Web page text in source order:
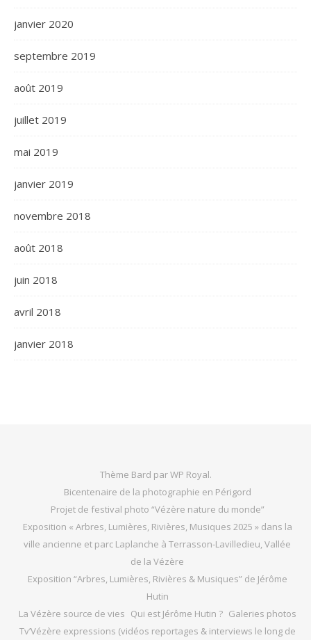
janvier 2020
septembre 2019
août 2019
juillet 2019
mai 2019
janvier 2019
novembre 2018
août 2018
juin 2018
avril 2018
janvier 2018
Thème Bard parWP Royal.
Bicentenaire de la photographie en Périgord
Projet de festival photo “Vézère nature du monde”
Exposition « Arbres, Lumières, Rivières, Musiques 2025 » dans la
ville ancienne et parc Laplanche à Terrasson-Lavilledieu, Vallée
de la Vézère
Exposition “Arbres, Lumières, Rivières & Musiques” de Jérôme
Hutin
La Vézère source de vies Qui est Jérôme Hutin ? Galeries photos
Tv’Vézère expressions (vidéos reportages & interviews le long de